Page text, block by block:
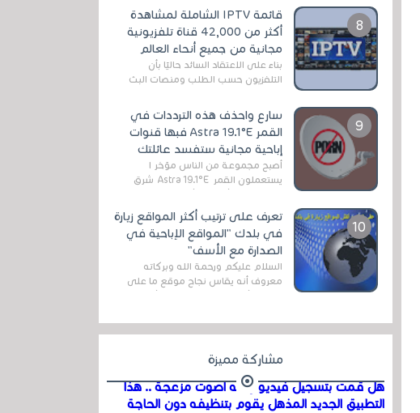
الخاصة بالبرامج والتطبيقات في هذا
المج...
قائمة IPTV الشاملة لمشاهدة
أكثر من 42,000 قناة تلفزيونية
مجانية من جميع أنحاء العالم
بناءً على الاعتقاد السائد حاليًا بأن
التلفزيون حسب الطلب ومنصات البث
سارع واحذف هذه الترددات في
القمر Astra 19.1°E فبها قنوات
إباحية مجانية ستفسد عائلتك
أصبح مجموعة من الناس مؤخر ا
يستعملون القمر Astra 19.1°E شرق
قنوات مميزة جدا تنقل العديد من البرامج
اله...
تعرف على ترتيب أكثر المواقع زيارة
في بلدك "المواقع الإباحية في
الصدارة مع الأسف"
السلام عليكم ورحمة الله وبركاته
معروف أنه يقاس نجاح موقع ما على
في...
مشاركة مميزة
هل قمت بتسجيل فيديو وفيه أصوت مزعجة .. هذا
التطبيق الجديد المذهل يقوم بتنظيفه دون الحاجة